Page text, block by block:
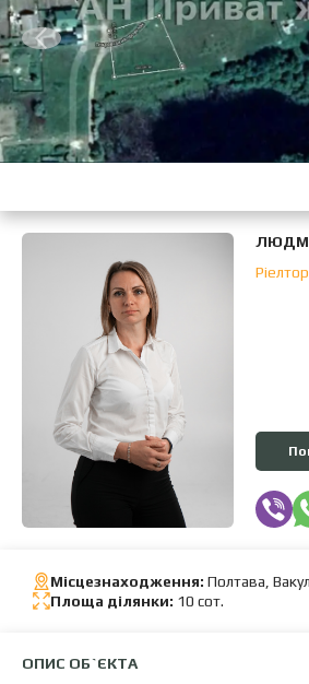
Ріелтор
Місцезнаходження: Полтава,
Площа ділянки: 10 сот.
ОПИС ОБ`ЄКТА